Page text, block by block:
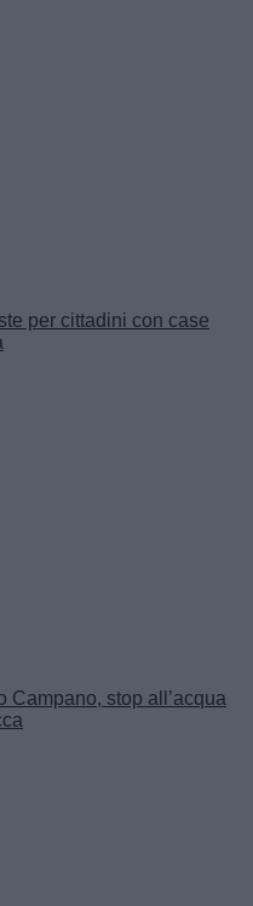
per cittadini con case
Campano, stop all’acqua